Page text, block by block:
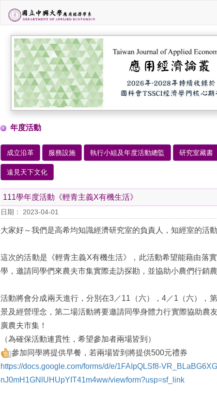
年度活動
成立沿革 服務設施 執行小組及年度活動總監 研究室藏書
遠見天下文化
111學年度活動《輕青主義X有機生活》
日期： 2023-04-01
大家好～我們是高希均知識經濟研究室的負責人，知經室的活
這次的活動是《輕青主義X有機生活》，此活動希望能藉由落
學，邀請同學們來農夫市集實際走訪探勘，並協助小農們行銷
活動將會分成兩天進行，分別在3／11（六），4／1（六），
景及經營理念，第二場活動將要邀請同學身體力行實際協助農
廣農夫市集！
（為確保活動連貫性，希望參加者兩場皆到）
參加同學將提供早餐，若兩場皆到將提供500元禮券
https://docs.google.com/forms/d/e/1FAIpQLSf8-
nJ0mH1GNlUHUpYIT41m4ww/viewform?usp=sf_link